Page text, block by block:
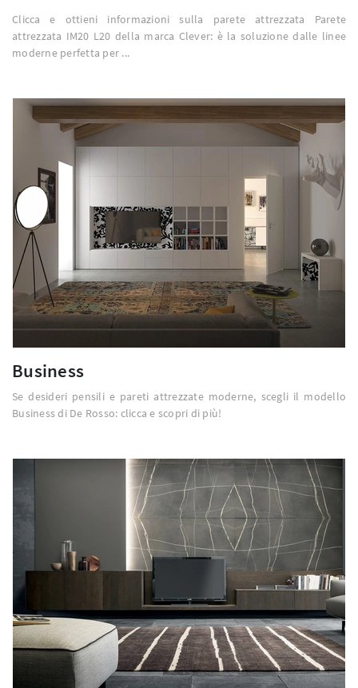
Clicca e ottieni informazioni sulla parete attrezzata Parete
attrezzata IM20 L20 della marca Clever: è la soluzione dalle linee
moderne perfetta per ...
Business
Se desideri pensili e pareti attrezzate moderne, scegli il modello
Business di De Rosso: clicca e scopri di più!